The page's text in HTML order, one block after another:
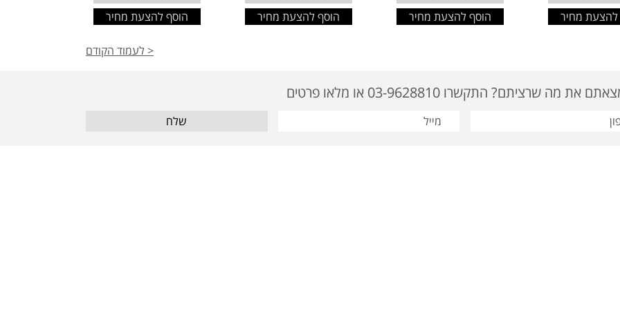
להצעת מחיר
הוסף להצעת מחיר
הוסף להצעת מחיר
הוסף להצעת מחיר
< לעמוד הקודם
את מה שרציתם? התקשרו 03-9628810 או מלאו פרטים
שלח